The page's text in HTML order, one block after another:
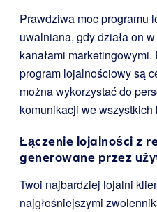
Prawdziwa moc programu
uwalniana, gdy działa on
kanałami
program lojalnościowy są
można wykorzystać do
komunikacji we wszystkich
Łączenie lojalności z
generowane przez
Twoi najbardziej lojalni
najgłośniejszymi